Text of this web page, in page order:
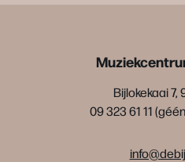
Bijlokekaai 7,
09 323 61 11